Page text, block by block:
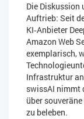
Die
Auftrieb: Seit
KI‑Anbieter
Amazon Web
exemplarisch,
Infrastruktur
swissAI nimmt
über
zu beleben.